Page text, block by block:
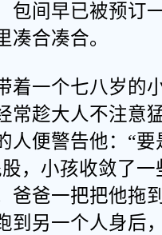
包间早已被预订
凑合凑合。
着一个七八岁的
常趁大人不注意
人便警告他：“
，小孩收敛了
爸爸一把把他拖
到另一个人身后